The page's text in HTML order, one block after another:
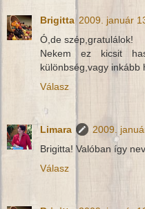
Brigitta 2009. január
Ó,de szép,gratulálok!
Nekem ez kicsit
különbség,vagy inkább
Válasz
Limara
2009.
Brigitta! Valóban így
Válasz